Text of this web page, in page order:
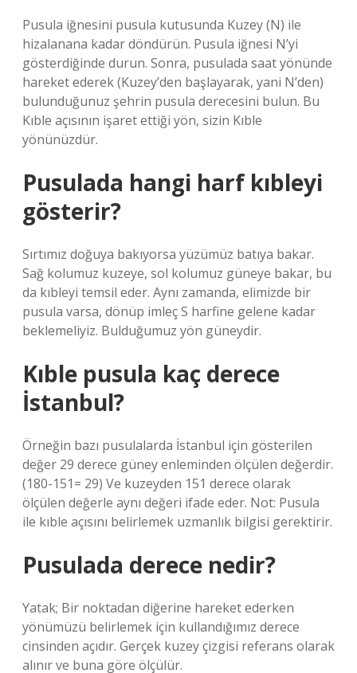
Pusula iğnesini pusula kutusunda Kuzey (N) ile
hizalanana kadar döndürün. Pusula iğnesi N’yi
gösterdiğinde durun. Sonra, pusulada saat yönünde
hareket ederek (Kuzey’den başlayarak, yani N’den)
bulunduğunuz şehrin pusula derecesini bulun. Bu
Kıble açısının işaret ettiği yön, sizin Kıble
yönünüzdür.
Pusulada hangi harf kıbleyi
gösterir?
Sırtımız doğuya bakıyorsa yüzümüz batıya bakar.
Sağ kolumuz kuzeye, sol kolumuz güneye bakar, bu
da kıbleyi temsil eder. Aynı zamanda, elimizde bir
pusula varsa, dönüp imleç S harfine gelene kadar
beklemeliyiz. Bulduğumuz yön güneydir.
Kıble pusula kaç derece
İstanbul?
Örneğin bazı pusulalarda İstanbul için gösterilen
değer 29 derece güney enleminden ölçülen değerdir.
(180-151= 29) Ve kuzeyden 151 derece olarak
ölçülen değerle aynı değeri ifade eder. Not: Pusula
ile kıble açısını belirlemek uzmanlık bilgisi gerektirir.
Pusulada derece nedir?
Yatak; Bir noktadan diğerine hareket ederken
yönümüzü belirlemek için kullandığımız derece
cinsinden açıdır. Gerçek kuzey çizgisi referans olarak
alınır ve buna göre ölçülür.